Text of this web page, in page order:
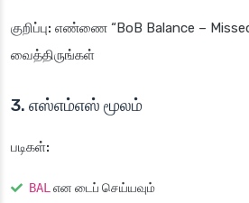
குறிப்பு: எண்ணை “BoB Balance – Missed
வைத்திருங்கள்
3. எஸ்எம்எஸ் மூலம்
படிகள்:
BALஎன டைப் செய்யவும்